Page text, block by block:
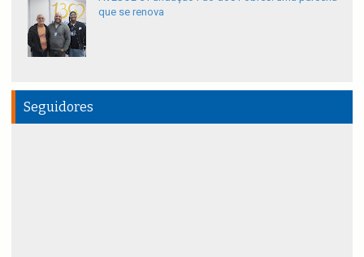
que se renova
Seguidores